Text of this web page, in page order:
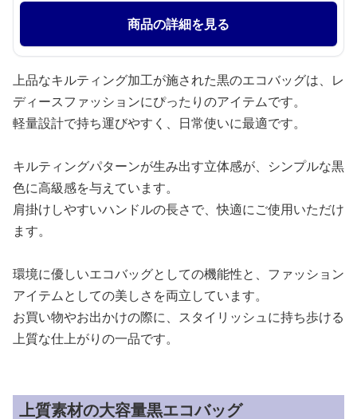
商品の詳細を見る
上品なキルティング加工が施された黒のエコバッグは、レ
ディースファッションにぴったりのアイテムです。
軽量設計で持ち運びやすく、日常使いに最適です。
キルティングパターンが生み出す立体感が、シンプルな黒
色に高級感を与えています。
肩掛けしやすいハンドルの長さで、快適にご使用いただけ
ます。
環境に優しいエコバッグとしての機能性と、ファッション
アイテムとしての美しさを両立しています。
お買い物やお出かけの際に、スタイリッシュに持ち歩ける
上質な仕上がりの一品です。
上質素材の大容量黒エコバッグ